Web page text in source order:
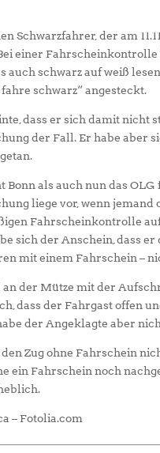
Schwarzfahrer, der am
einer Fahrscheinkontrolle
schwarz auf weiß
schwarz“ angesteckt.
dass er sich damit nicht
der Fall. Er habe aber
Bonn als auch nun das
liege vor, wenn jemand
Fahrscheinkontrolle
sich der Anschein, dass
mit einem Fahrschein –
an der Mütze mit der
dass der Fahrgast offen
der Angeklagte aber
den Zug ohne Fahrschein
ein Fahrschein noch
– Fotolia.com